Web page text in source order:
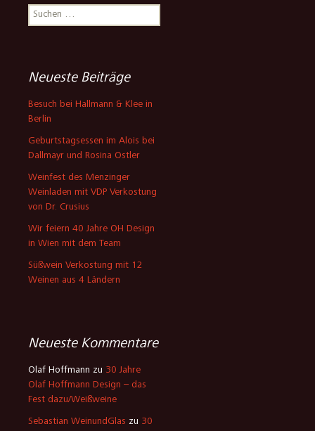
Suchen
nach:
Neueste Beiträge
Besuch bei Hallmann & Klee in
Berlin
Geburtstagsessen im Alois bei
Dallmayr und Rosina Ostler
Weinfest des Menzinger
Weinladen mit VDP Verkostung
von Dr. Crusius
Wir feiern 40 Jahre OH Design
in Wien mit dem Team
Süßwein Verkostung mit 12
Weinen aus 4 Ländern
Neueste Kommentare
Olaf Hoffmann zu 30 Jahre
Olaf Hoffmann Design – das
Fest dazu/Weißweine
Sebastian WeinundGlas zu 30